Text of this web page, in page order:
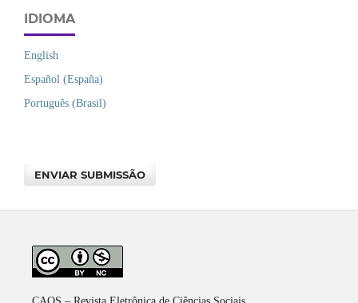
IDIOMA
English
Español (España)
Português (Brasil)
ENVIAR SUBMISSÃO